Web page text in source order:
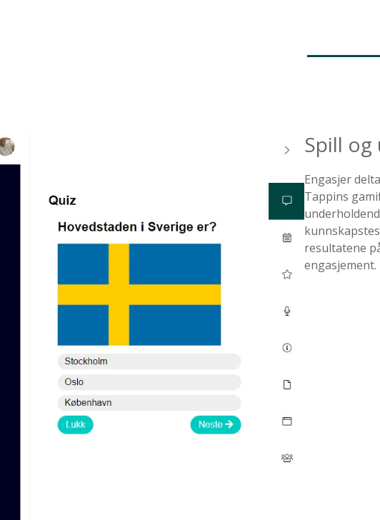
Spill
Engasjer
Tappins
resultatene
engasjement.